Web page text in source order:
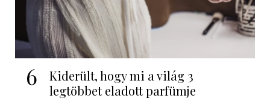
6
Kiderült, hogy mi a világ 3
legtöbbet eladott parfümje